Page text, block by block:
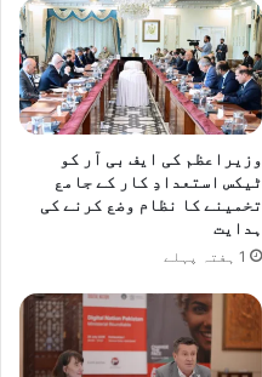
وزیراعظم کی ایف بی آر کو
ٹیکس استعدادِ کار کے جامع
تخمینے کا نظام وضع کرنے کی
ہدایت
1 ہفتہ پہلے